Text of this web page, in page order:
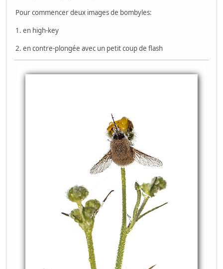
Pour commencer deux images de bombyles:
1. en high-key
2. en contre-plongée avec un petit coup de flash